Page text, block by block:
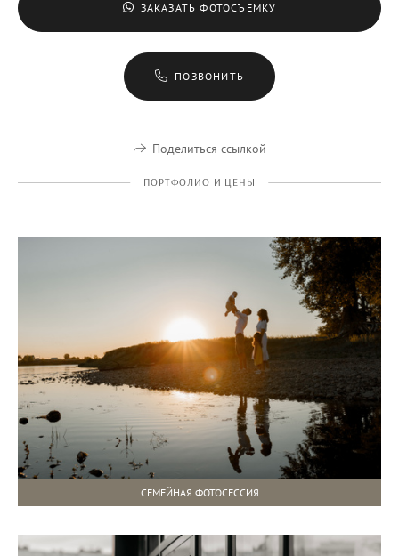
ЗАКАЗАТЬ ФОТОСЪЕМКУ
ПОЗВОНИТЬ
Поделиться ссылкой
ПОРТФОЛИО И ЦЕНЫ
СЕМЕЙНАЯ ФОТОСЕССИЯ